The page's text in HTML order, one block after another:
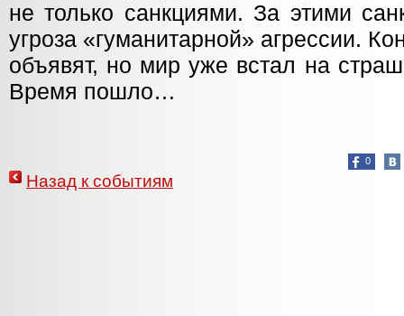
не только санкциями. За этими
угроза «гуманитарной» агрессии.
объявят, но мир уже встал на
Время пошло…
0
Назад к событиям